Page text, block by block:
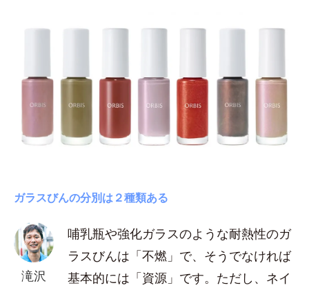
ガラスびんの分別は２種類ある
滝沢
哺乳瓶や強化ガラスのような耐熱性のガ
ラスびんは「不燃」で、そうでなければ
基本的には「資源」です。ただし、ネイ